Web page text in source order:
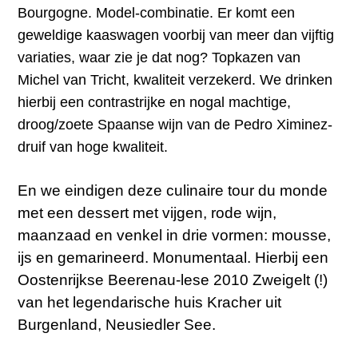
Bourgogne. Model-combinatie. Er komt een
geweldige kaaswagen voorbij van meer dan vijftig
variaties, waar zie je dat nog? Topkazen van
Michel van Tricht, kwaliteit verzekerd. We drinken
hierbij een contrastrijke en nogal machtige,
droog/zoete Spaanse wijn van de Pedro Ximinez-
druif van hoge kwaliteit.
En we eindigen deze culinaire tour du monde
met een dessert met vijgen, rode wijn,
maanzaad en venkel in drie vormen: mousse,
ijs en gemarineerd. Monumentaal. Hierbij een
Oostenrijkse Beerenau-lese 2010 Zweigelt (!)
van het legendarische huis Kracher uit
Burgenland, Neusiedler See.